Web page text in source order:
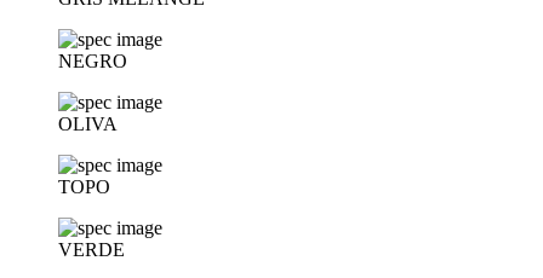
NEGRO
OLIVA
TOPO
VERDE